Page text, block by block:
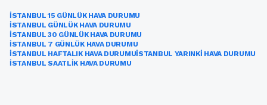
İSTANBUL 15 GÜNLÜK HAVA DURUMU
İSTANBUL GÜNLÜK HAVA DURUMU
İSTANBUL 30 GÜNLÜK HAVA DURUMU
İSTANBUL 7 GÜNLÜK HAVA DURUMU
İSTANBUL HAFTALIK HAVA DURUMUİSTANBUL YARINKI HAVA DURUMU
İSTANBUL SAATLIK HAVA DURUMU